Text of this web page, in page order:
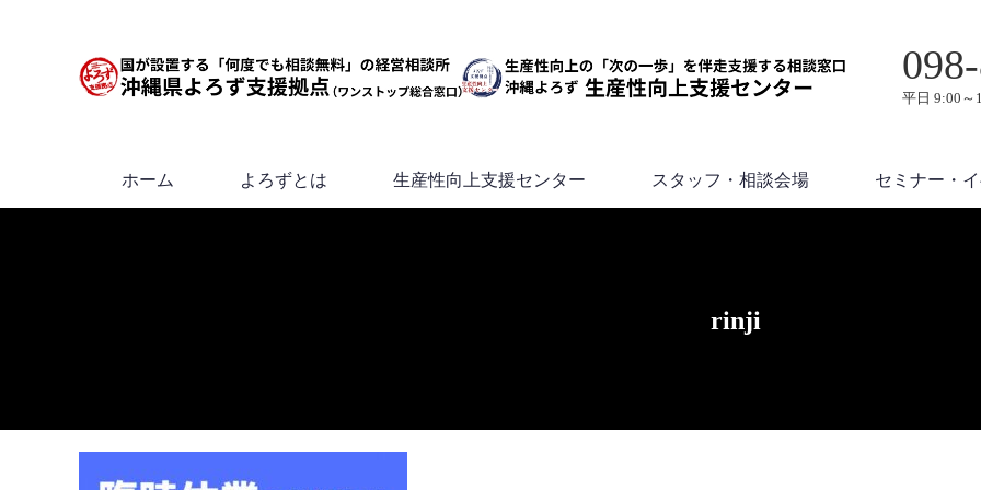
平日 9:00～
ホーム よろずとは 生産性向上支援センター スタッフ・相談会場 セミナー・
rinji